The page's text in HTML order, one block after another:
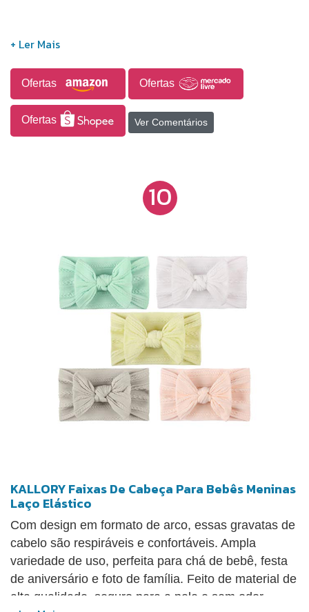
Ofertas Ofertas
Ofertas Ver Comentários
10
KALLORY Faixas De Cabeça Para Bebês Meninas
Laço Elástico
Com design em formato de arco, essas gravatas de
cabelo são respiráveis e confortáveis. Ampla
variedade de uso, perfeita para chá de bebê, festa
de aniversário e foto de família. Feito de material de
alta qualidade, seguro para a pele e sem odor